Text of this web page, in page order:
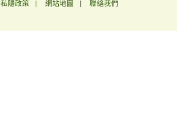
私隱政策 網站地圖 聯絡我們